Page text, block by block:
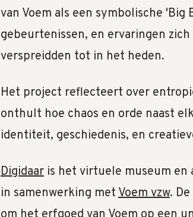
van Voem als een symbolische
gebeurtenissen, en ervaringen
verspreidden tot in het heden.
Het project reflecteert over
onthult hoe chaos en orde naast
identiteit, geschiedenis, en
Digidaar is het virtuele museum
in samenwerking metVoem vzw.